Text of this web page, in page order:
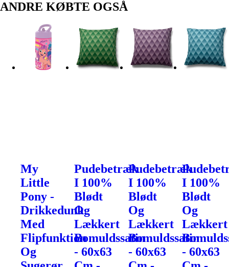
ANDRE KØBTE OGSÅ
My
Little
Pony -
Drikkedunk
Med
Flipfunktion
Og
Pudebetræk
I 100%
Blødt
Og
Lækkert
Bomuldssatin
- 60x63
Pudebetræk
I 100%
Blødt
Og
Lækkert
Bomuldssatin
- 60x63
I 100%
Blødt
Og
Lækkert
- 60x63